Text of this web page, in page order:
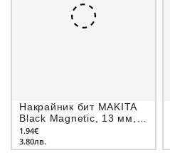
Накрайник бит MAKITA
Black Magnetic, 13 мм,
1/4", 50 мм
1.94€
3.80лв.